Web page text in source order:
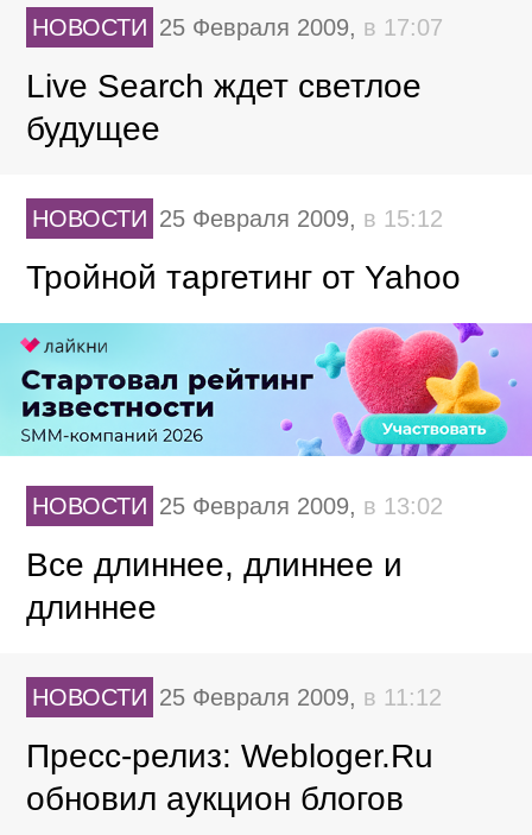
НОВОСТИ 25 Февраля 2009, в 17:07
Live Search ждет светлое
будущее
НОВОСТИ 25 Февраля 2009, в 15:12
Тройной таргетинг от Yahoo
НОВОСТИ 25 Февраля 2009, в 13:02
Все длиннее, длиннее и
длиннее
НОВОСТИ 25 Февраля 2009, в 11:12
Пресс-релиз: Webloger.Ru
обновил аукцион блогов